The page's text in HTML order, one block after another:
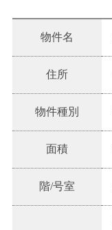
物件名
住所
物件種別
面積
階/号室